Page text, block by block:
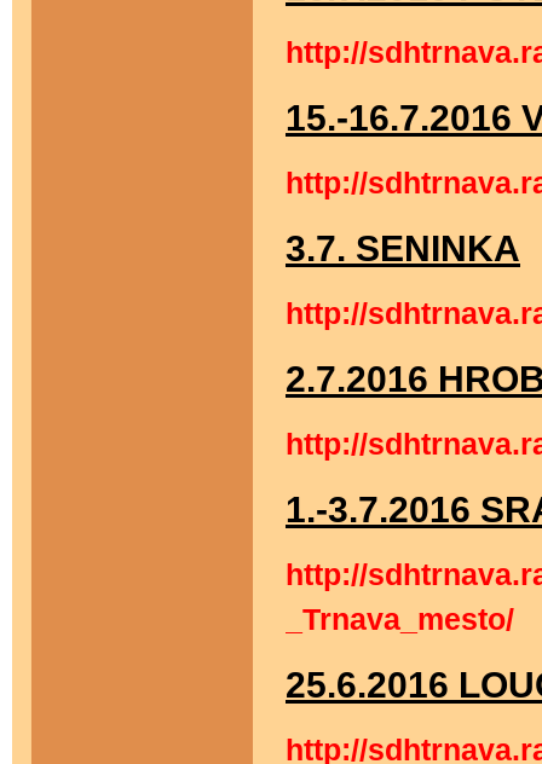
http://
15.-16.7.2016
http://
3.7. SENINKA
http://
2.7.2016
http://
1.-3.7.2016
http://
_Trnava_mesto/
25.6.2016
http://